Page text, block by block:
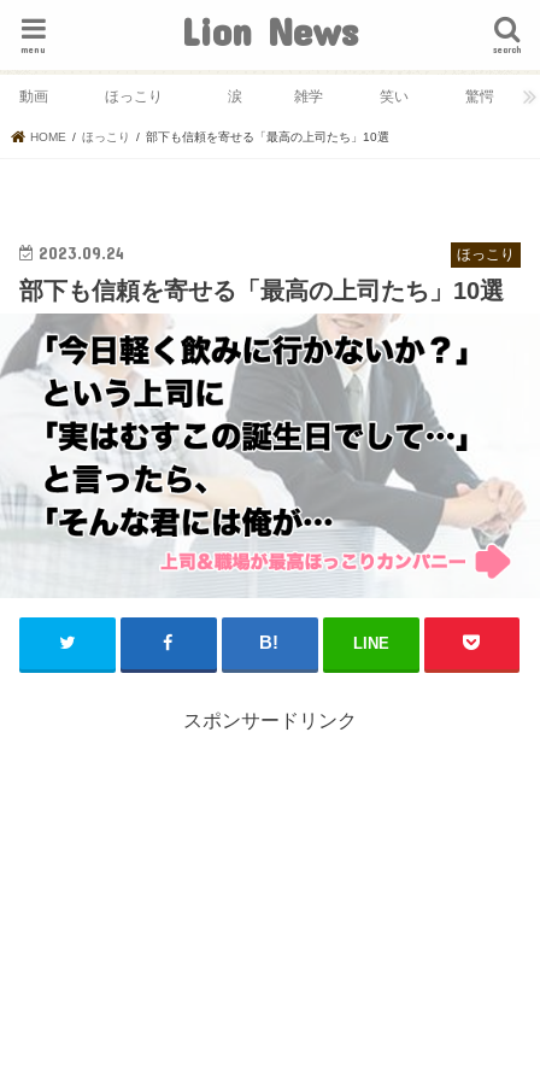
Lion News search
menu
動画 ほっこり 涙 雑学 笑い 驚愕
HOME ほっこり 部下も信頼を寄せる「最高の上司たち」10選
ほっこり
2023.09.24
部下も信頼を寄せる「最高の上司たち」10選
LINE
スポンサードリンク